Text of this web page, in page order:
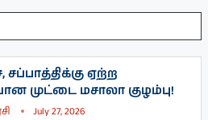
ஏற்ற
முட்டை மசாலா குழம்பு!
July 27, 2026